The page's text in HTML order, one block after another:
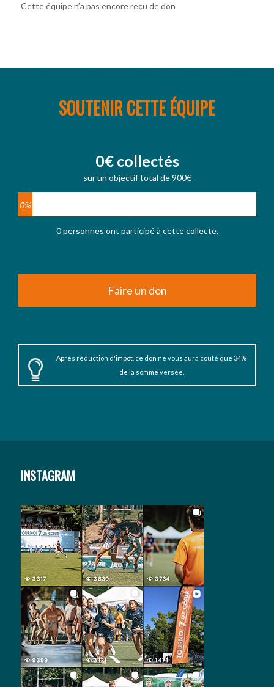
Cette équipe n’a pas encore reçu de don
SOUTENIR CETTE ÉQUIPE
0€ collectés
sur un objectif total de 900€
0%
0 personnes ont participé à cette collecte.
Faire un don
Après réduction d'impôt, ce don ne vous aura coûté que 34%
de la somme versée.
INSTAGRAM